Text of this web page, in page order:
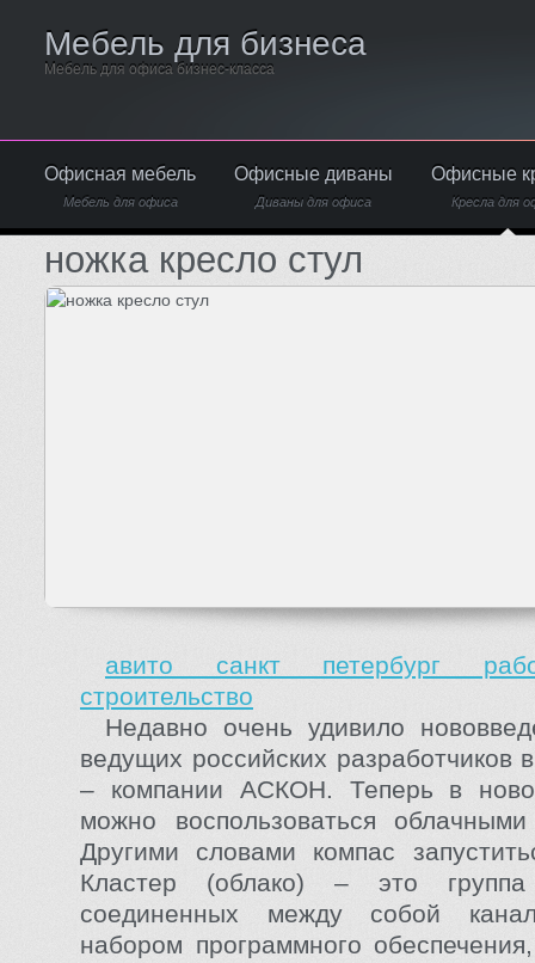
Мебель для бизнеса
Мебель для офиса бизнес-класса
Офисная мебель
Мебель для офиса
Офисные диваны
Диваны для офиса
Офисные
Кресла для
ножка кресло стул
авито санкт петербург
строительство
Недавно очень удивило
ведущих российских разработчиков
– компании АСКОН. Теперь в
можно воспользоваться облачными
Другими словами компас
Кластер (облако) – это группа
соединенных между собой
набором программного